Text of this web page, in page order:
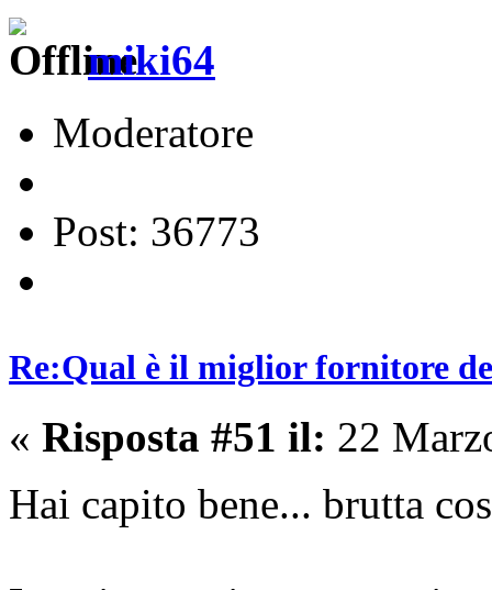
miki64
Moderatore
Post: 36773
Re:Qual è il miglior fornitore
« Risposta #51 il: 22
Hai capito bene... brutta